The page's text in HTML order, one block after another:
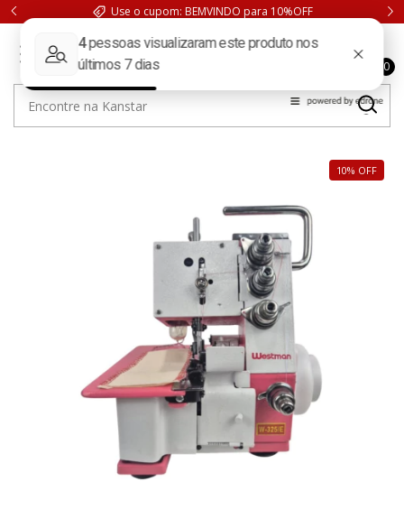
Use o cupom: BEMVINDO para 10%OFF
0
10% OFF